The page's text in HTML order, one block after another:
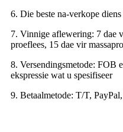
6. Die beste na-verkope
7. Vinnige aflewering: 7 dae
proeflees, 15 dae vir
8. Versendingsmetode: FOB
ekspressie wat u spesifiseer
9. Betaalmetode: T/T,